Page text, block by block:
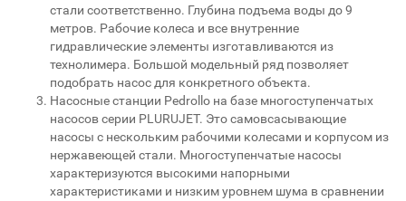
стали соответственно. Глубина подъема воды до 9
метров. Рабочие колеса и все внутренние
гидравлические элементы изготавливаются из
технолимера. Большой модельный ряд позволяет
подобрать насос для конкретного объекта.
Насосные станции Pedrollo на базе многоступенчатых
насосов серии PLURUJET. Это самовсасывающие
насосы с нескольким рабочими колесами и корпусом из
нержавеющей стали. Многоступенчатые насосы
характеризуются высокими напорными
характеристиками и низким уровнем шума в сравнении